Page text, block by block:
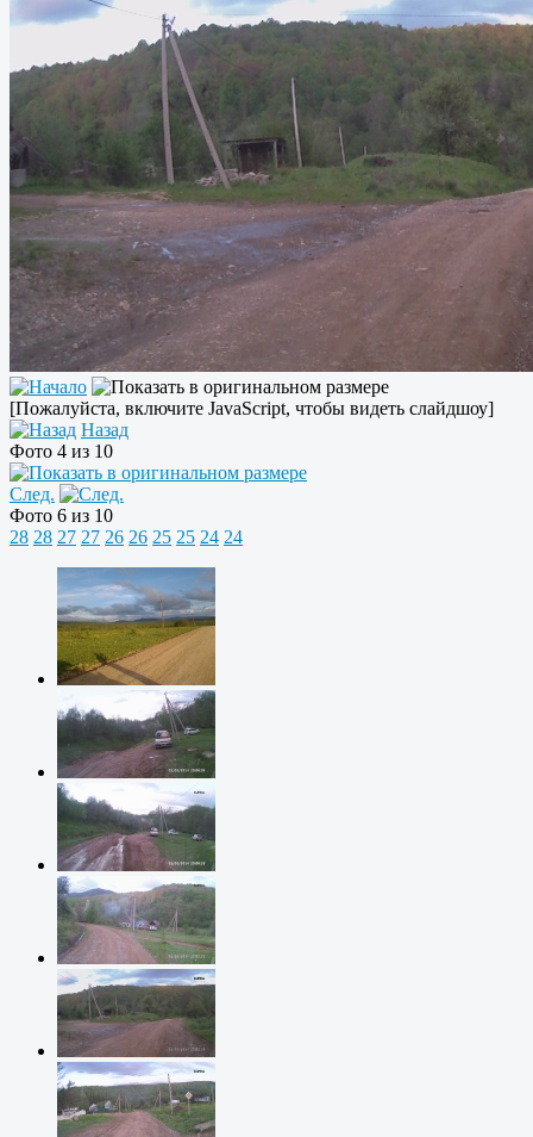
[Пожалуйста, включите JavaScript, чтобы видеть слайдшоу]
Назад
Фото 4 из 10
След.
Фото 6 из 10
28 28 27 27 26 26 25 25 24 24